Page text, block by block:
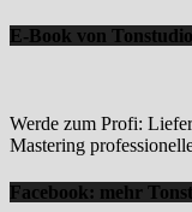
E-Book von
Werde zum Profi:
Mastering
Facebook: mehr